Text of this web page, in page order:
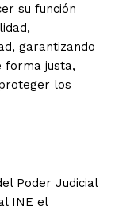
su función
garantizando
forma justa,
los
Poder Judicial
INE el